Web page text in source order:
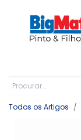
Todos os Artigos